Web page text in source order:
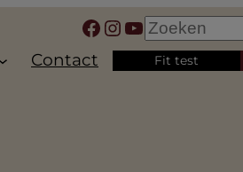
Facebook
Instagram
YouTube
Zoeken
Contact Fit test